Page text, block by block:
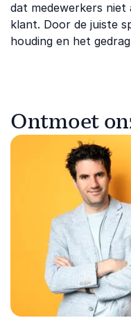
dat medewerkers
klant. Door de juiste
houding en het
Ontmoet